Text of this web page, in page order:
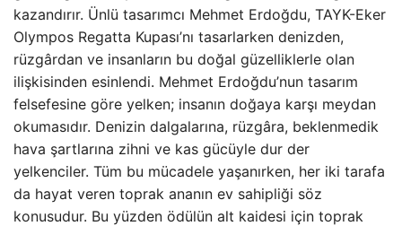
kazandırır. Ünlü tasarımcı Mehmet Erdoğdu, TAYK-Eker
Olympos Regatta Kupası’nı tasarlarken denizden,
rüzgârdan ve insanların bu doğal güzelliklerle olan
ilişkisinden esinlendi. Mehmet Erdoğdu’nun tasarım
felsefesine göre yelken; insanın doğaya karşı meydan
okumasıdır. Denizin dalgalarına, rüzgâra, beklenmedik
hava şartlarına zihni ve kas gücüyle dur der
yelkenciler. Tüm bu mücadele yaşanırken, her iki tarafa
da hayat veren toprak ananın ev sahipliği söz
konusudur. Bu yüzden ödülün alt kaidesi için toprak